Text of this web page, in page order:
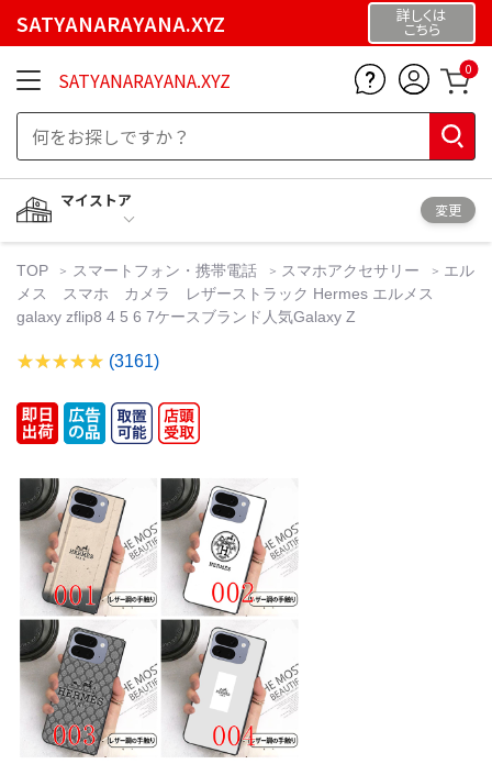
SATYANARAYANA.XYZ 詳しくは
こちら
SATYANARAYANA.XYZ 0
マイストア
変更
TOP スマートフォン・携帯電話 スマホアクセサリー
エル
メス スマホ カメラ レザーストラック Hermes エルメス
galaxy zflip8 4 5 6 7ケースブランド人気Galaxy Z
(3161)